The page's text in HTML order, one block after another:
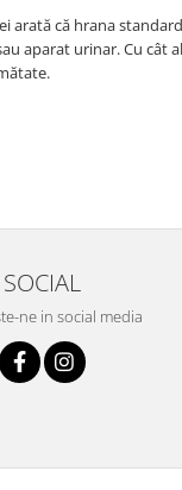
arată că hrana
aparat urinar. Cu cât
SOCIAL
ne in social media